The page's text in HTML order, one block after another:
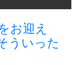
お迎え
ういった